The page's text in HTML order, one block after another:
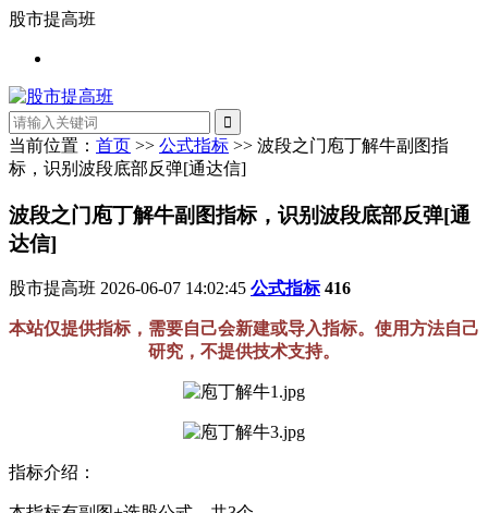
股市提高班
当前位置： 首页 >> 公式指标 >> 波段之门庖丁解牛副图指
标，识别波段底部反弹[通达信]
波段之门庖丁解牛副图指标，识别波段底部反弹[通
达信]
股市提高班 2026-06-07 14:02:45 公式指标 416
本站仅提供指标，需要自己会新建或导入指标。使用方法自己
研究，不提供技术支持。
指标介绍：